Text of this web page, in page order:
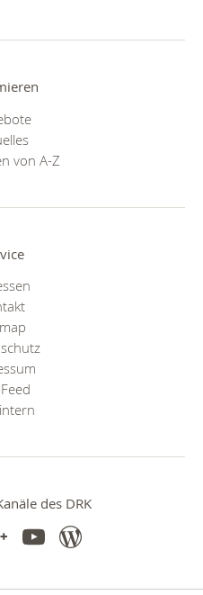
von A-Z
des DRK